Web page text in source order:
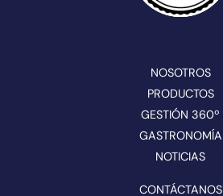
NOSOTROS
PRODUCTOS
GESTIÓN 360º
GASTRONOMÍA
NOTICIAS
CONTÁCTANOS